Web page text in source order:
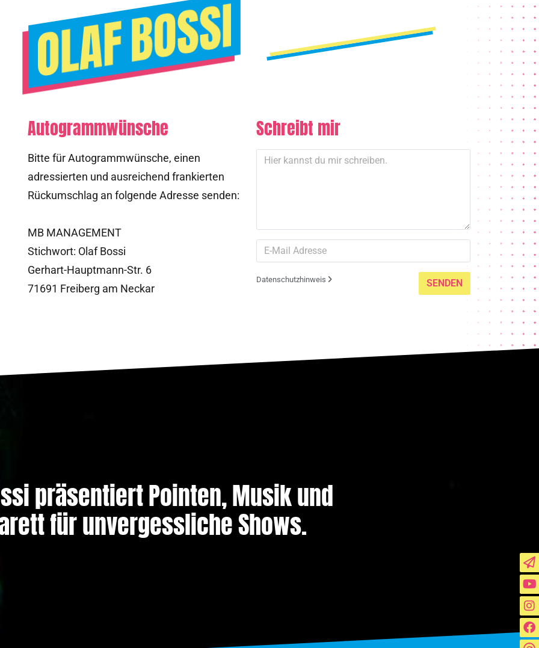
Autogrammwünsche
Bitte für Autogrammwünsche, einen
adressierten und ausreichend frankierten
Rückumschlag an folgende Adresse senden:
MB MANAGEMENT
Stichwort: Olaf Bossi
Gerhart-Hauptmann-Str. 6
71691 Freiberg am Neckar
Schreibt mir
Datenschutzhinweis SENDEN
präsentiert Pointen, Musik und
für unvergessliche Shows.